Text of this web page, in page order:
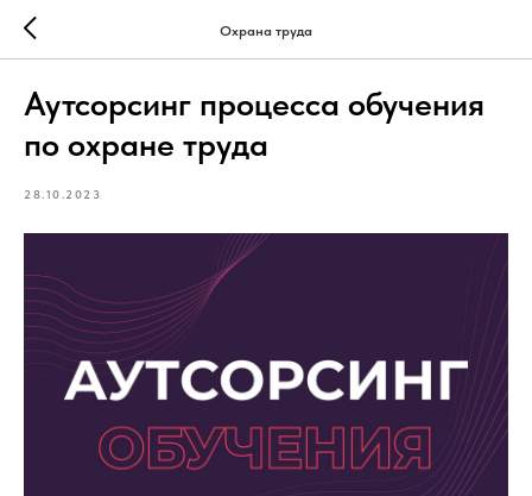
Охрана труда
Аутсорсинг процесса обучения
по охране труда
28.10.2023